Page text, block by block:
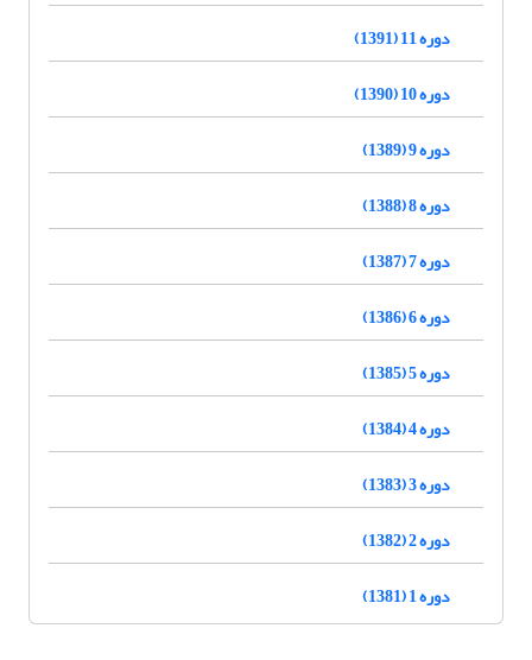
دوره 11 (1391)
دوره 10 (1390)
دوره 9 (1389)
دوره 8 (1388)
دوره 7 (1387)
دوره 6 (1386)
دوره 5 (1385)
دوره 4 (1384)
دوره 3 (1383)
دوره 2 (1382)
دوره 1 (1381)